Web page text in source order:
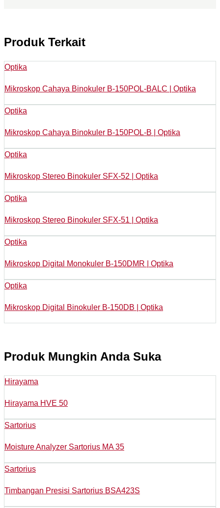
Produk Terkait
Optika
Mikroskop Cahaya Binokuler B-150POL-BALC | Optika
Optika
Mikroskop Cahaya Binokuler B-150POL-B | Optika
Optika
Mikroskop Stereo Binokuler SFX-52 | Optika
Optika
Mikroskop Stereo Binokuler SFX-51 | Optika
Optika
Mikroskop Digital Monokuler B-150DMR | Optika
Optika
Mikroskop Digital Binokuler B-150DB | Optika
Produk Mungkin Anda Suka
Hirayama
Hirayama HVE 50
Sartorius
Moisture Analyzer Sartorius MA 35
Sartorius
Timbangan Presisi Sartorius BSA423S